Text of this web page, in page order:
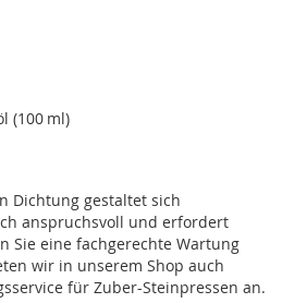
(100 ml)
Dichtung gestaltet sich
anspruchsvoll und erfordert
Sie eine fachgerechte Wartung
wir in unserem Shop auch
für Zuber-Steinpressen an.